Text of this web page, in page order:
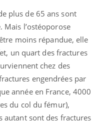
plus de 65 ans sont
Mais l’ostéoporose
moins répandue, elle
un quart des fractures
chez des
engendrées par
année en France, 4000
du col du fémur),
autant sont des fractures